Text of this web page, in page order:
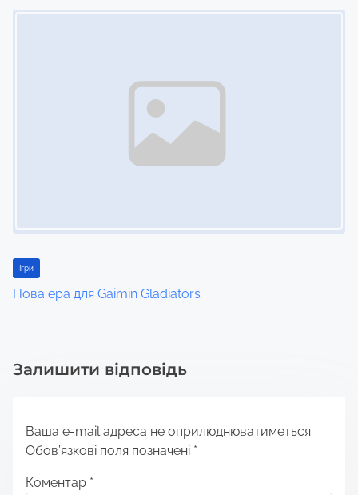
Ігри
Нова ера для Gaimin Gladiators
Залишити відповідь
Ваша e-mail адреса не оприлюднюватиметься.
Обов’язкові поля позначені *
Коментар *